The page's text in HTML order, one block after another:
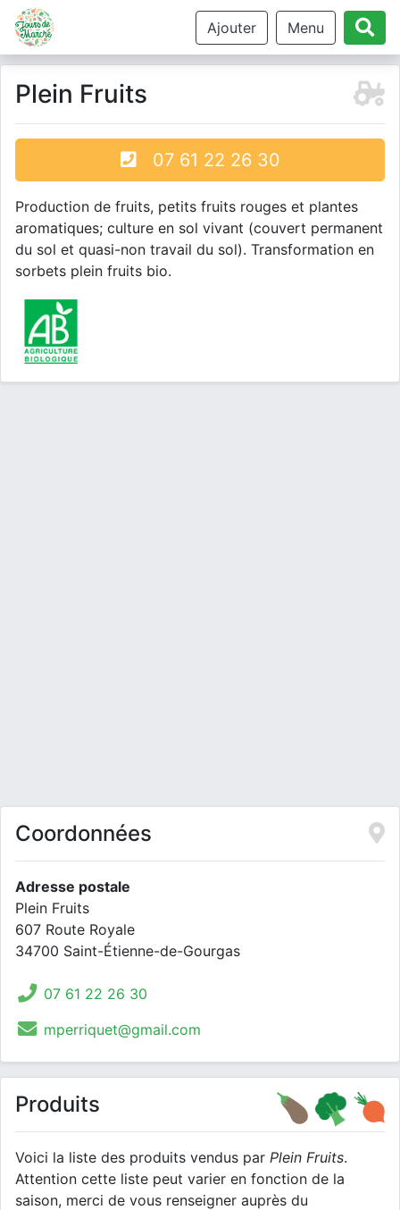
Ajouter Menu
Plein Fruits
07 61 22 26 30
Production de fruits, petits fruits rouges et plantes
aromatiques; culture en sol vivant (couvert permanent
du sol et quasi-non travail du sol). Transformation en
sorbets plein fruits bio.
Coordonnées
Adresse postale
Plein Fruits
607 Route Royale
34700 Saint-Étienne-de-Gourgas
07 61 22 26 30
mperriquet@gmail.com
Produits
Voici la liste des produits vendus par Plein Fruits.
Attention cette liste peut varier en fonction de la
saison, merci de vous renseigner auprès du